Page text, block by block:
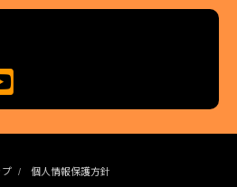
個人情報保護方針